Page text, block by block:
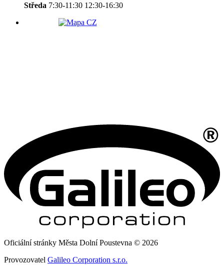
Středa 7:30-11:30 12:30-16:30
Oficiální stránky Města Dolní Poustevna © 2026
Provozovatel Galileo Corporation s.r.o.